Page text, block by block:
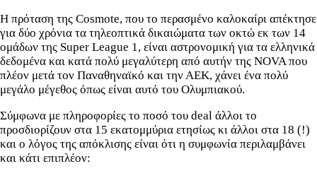
Η πρόταση της Cosmote, που το περασμένο καλοκαίρι απέκτησε
για δύο χρόνια τα τηλεοπτικά δικαιώματα των οκτώ εκ των 14
ομάδων της Super League 1, είναι αστρονομική για τα ελληνικά
δεδομένα και κατά πολύ μεγαλύτερη από αυτήν της ΝΟVA που
πλέον μετά τον Παναθηναϊκό και την ΑΕΚ, χάνει ένα πολύ
μεγάλο μέγεθος όπως είναι αυτό του Ολυμπιακού.
Σύμφωνα με πληροφορίες το ποσό του deal άλλοι το
προσδιορίζουν στα 15 εκατομμύρια ετησίως κι άλλοι στα 18 (!)
και ο λόγος της απόκλισης είναι ότι η συμφωνία περιλαμβάνει
και κάτι επιπλέον: